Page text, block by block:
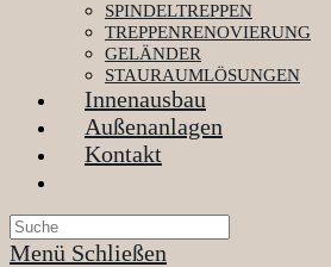
SPINDELTREPPEN
TREPPENRENOVIERUNG
GELÄNDER
STAURAUMLÖSUNGEN
Innenausbau
Außenanlagen
Kontakt
umschalten
Menü Schließen